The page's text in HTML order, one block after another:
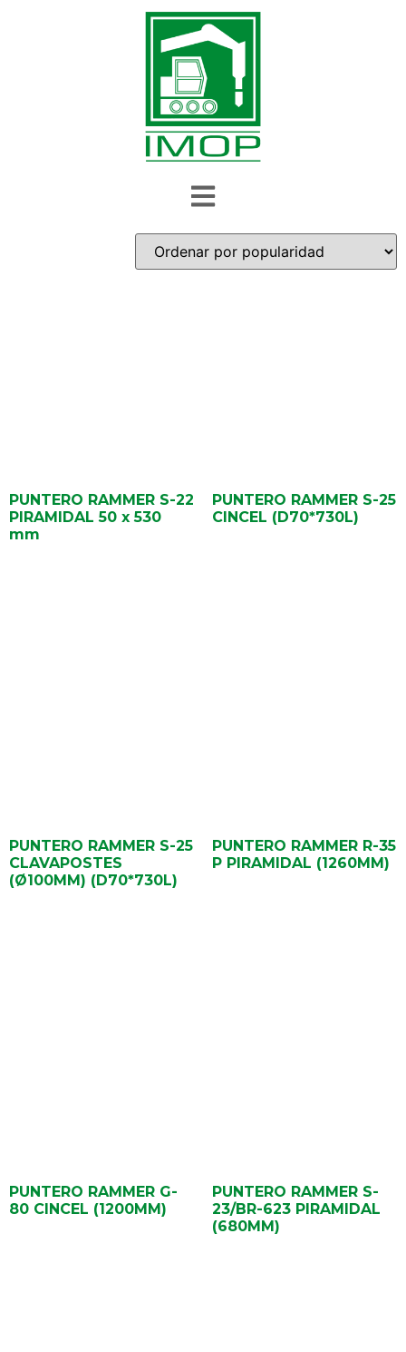
PUNTERO RAMMER S-22
PIRAMIDAL 50 x 530
mm
PUNTERO RAMMER S-25
CINCEL (D70*730L)
PUNTERO RAMMER S-25
CLAVAPOSTES
(Ø100MM) (D70*730L)
PUNTERO RAMMER R-35
P PIRAMIDAL (1260MM)
PUNTERO RAMMER G-
80 CINCEL (1200MM)
PUNTERO RAMMER S-
23/BR-623 PIRAMIDAL
(680MM)